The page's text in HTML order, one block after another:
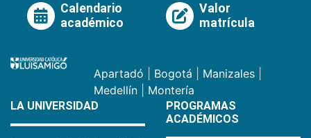
Calendario
académico
Valor
matrícula
Apartadó Bogotá Manizales
Medellín
Montería
LA UNIVERSIDAD
PROGRAMAS
ACADÉMICOS